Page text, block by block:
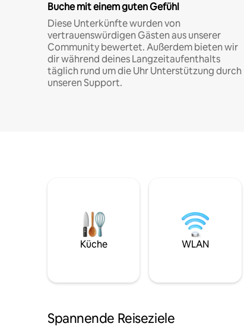
Buche mit einem guten Gefühl
Diese Unterkünfte wurden von
vertrauenswürdigen Gästen aus unserer
Community bewertet. Außerdem bieten wir
dir während deines Langzeitaufenthalts
täglich rund um die Uhr Unterstützung durch
unseren Support.
Küche WLAN
Spannende Reiseziele